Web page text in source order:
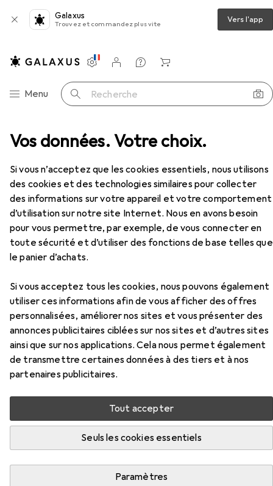
Vos données. Votre choix.
Si vous n’acceptez que les cookies essentiels, nous utilisons
des cookies et des technologies similaires pour collecter
des informations sur votre appareil et votre comportement
d’utilisation sur notre site Internet. Nous en avons besoin
pour vous permettre, par exemple, de vous connecter en
toute sécurité et d’utiliser des fonctions de base telles que
le panier d’achats.
Si vous acceptez tous les cookies, nous pouvons également
utiliser ces informations afin de vous afficher des offres
personnalisées, améliorer nos sites et vous présenter des
annonces publicitaires ciblées sur nos sites et d’autres sites
ainsi que sur nos applications. Cela nous permet également
de transmettre certaines données à des tiers et à nos
partenaires publicitaires.
Tout accepter
Seuls les cookies essentiels
Paramètres
Galaxus
Trouvez et commandez plus vite Vers l'app
Navigation par catégorie
Menu Recherche
Paramètres
Compte client
Listes de comparaison
Listes d'envies
Panier
salle de bains Rideau de douche Wenko Uni
EUR
28,78
Wenko Uni
120 x 200 cm
Accessoires pour Wenko Uni
Ici, vous trouverez des accessoires compatibles avec le
produit Wenko Uni de la catégorie Tringle à rideau de
douche.
Pertinence
Liste des produits